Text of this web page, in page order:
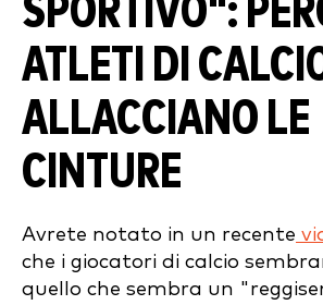
SPORTIVO":
ATLETI DI
ALLACCIANO LE
CINTURE
Avrete notato in un recente
che i giocatori di calcio
quello che sembra un